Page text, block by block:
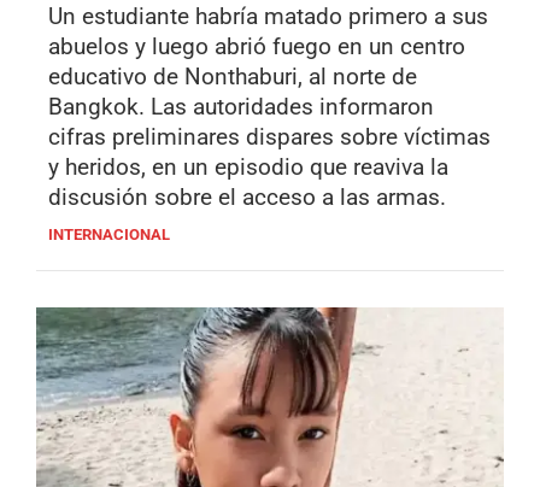
Un estudiante habría matado primero a sus
abuelos y luego abrió fuego en un centro
educativo de Nonthaburi, al norte de
Bangkok. Las autoridades informaron
cifras preliminares dispares sobre víctimas
y heridos, en un episodio que reaviva la
discusión sobre el acceso a las armas.
INTERNACIONAL